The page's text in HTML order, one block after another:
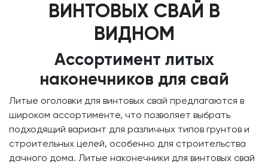
ВИНТОВЫХ СВАЙ В
ВИДНОМ
Ассортимент литых
наконечников для свай
Литые оголовки для винтовых свай предлагаются в
широком ассортименте, что позволяет выбрать
подходящий вариант для различных типов грунтов и
строительных целей, особенно для строительства
дачного дома. Литые наконечники для винтовых свай